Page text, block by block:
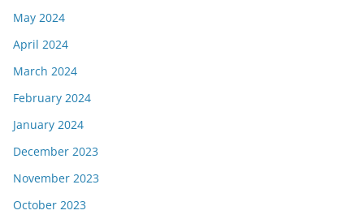
May 2024
April 2024
March 2024
February 2024
January 2024
December 2023
November 2023
October 2023